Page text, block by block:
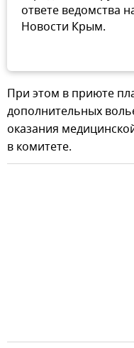
ответе ведомства
Новости Крым.
При этом в приюте
дополнительных
оказания
в комитете.